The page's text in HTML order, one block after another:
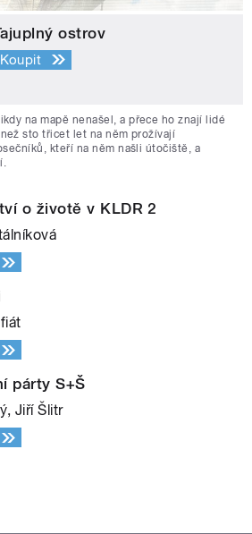
ostrov
Koupit
na mapě nenašel, a přece ho znají lidé
sto třicet let na něm prožívají
kteří na něm našli útočiště, a
o životě v KLDR 2
párty S+Š
Jiří Šlitr